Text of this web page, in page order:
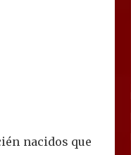
nacidos que